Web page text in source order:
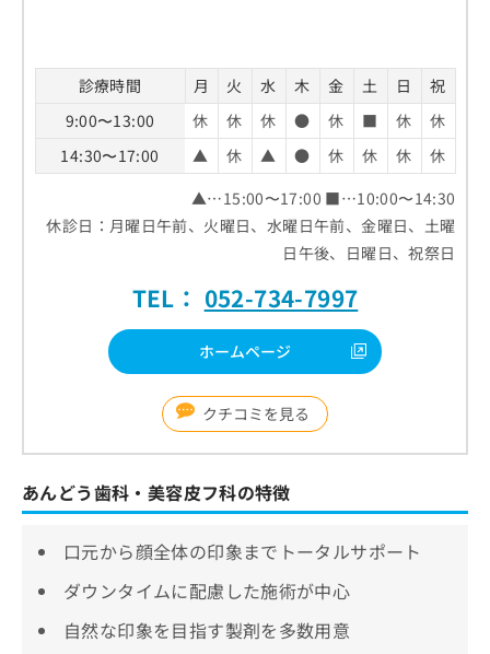
診療時間 月 火 水 木 金 土 日
祝
9:00〜13:00
休 休 休 ● 休 ■ 休
休
14:30〜17:00
▲ 休 ▲ ● 休 休 休
休
▲…15:00〜17:00 ■…10:00〜14:30
休診日：月曜日午前、火曜日、水曜日午前、金曜日、土曜
日午後、日曜日、祝祭日
TEL： 052-734-7997
ホームページ
クチコミを見る
あんどう歯科・美容皮フ科の特徴
口元から顔全体の印象までトータルサポート
ダウンタイムに配慮した施術が中心
自然な印象を目指す製剤を多数用意